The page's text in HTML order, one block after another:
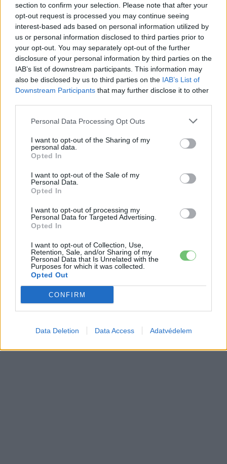
section to confirm your selection. Please note that after your
opt-out request is processed you may continue seeing
interest-based ads based on personal information utilized by
us or personal information disclosed to third parties prior to
your opt-out. You may separately opt-out of the further
disclosure of your personal information by third parties on the
IAB’s list of downstream participants. This information may
also be disclosed by us to third parties on the IAB’s List of
Downstream Participants that may further disclose it to other
Personal Data Processing Opt Outs
I want to opt-out of the Sharing of my
personal data.
Opted In
I want to opt-out of the Sale of my
Personal Data.
Opted In
I want to opt-out of processing my
Personal Data for Targeted Advertising.
Opted In
I want to opt-out of Collection, Use,
Retention, Sale, and/or Sharing of my
Personal Data that Is Unrelated with the
Purposes for which it was collected.
Opted Out
CONFIRM
Data Deletion Data Access Adatvédelem
Elektromos
akkumulátor-kijelzőjén
Elektromos
autó
A Leapmotor átlépte a 100 ezres
álomhatárt, és lekörözte a Changant
Elektromos
9 perc töltés, 450 kilométer hatótáv –
ezzel indulhat harcba a Xpeng új
szabadidő-autója Európában